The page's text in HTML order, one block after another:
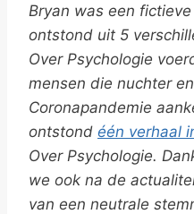
Bryan was een
ontstond uit 5
Over Psychologie
mensen die nuchter
Coronapandemie
ontstond één verhaal
Over Psychologie.
we ook na de
van een neutrale